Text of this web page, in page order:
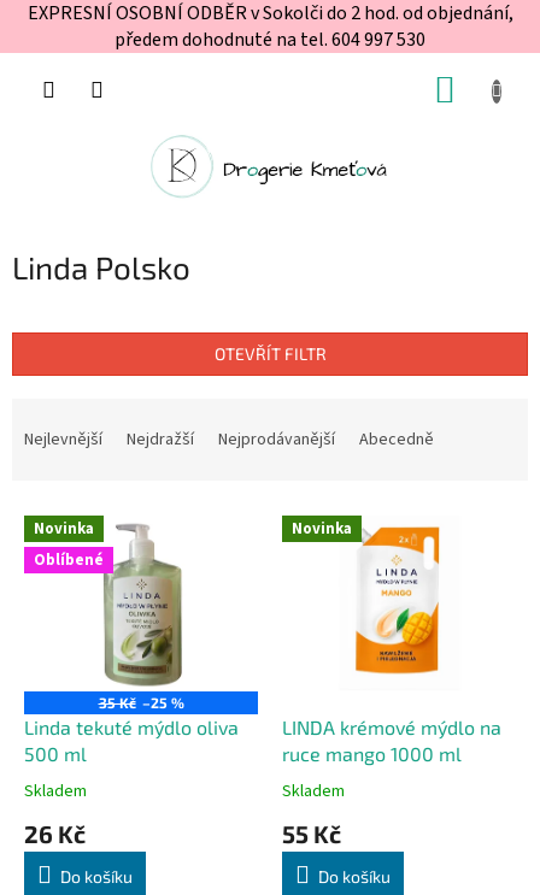
EXPRESNÍ OSOBNÍ ODBĚR v Sokolči do 2 hod. od objednání,
předem dohodnuté na tel. 604 997 530
Linda Polsko
OTEVŘÍT FILTR
n
p
Nejlevnější Nejdražší Nejprodávanější Abecedně
V
p
Novinka
Oblíbené
35 Kč –25 %
Linda tekuté mýdlo oliva
500 ml
Skladem
26 Kč
Do košíku
Novinka
LINDA krémové mýdlo na
ruce mango 1000 ml
Skladem
55 Kč
Do košíku